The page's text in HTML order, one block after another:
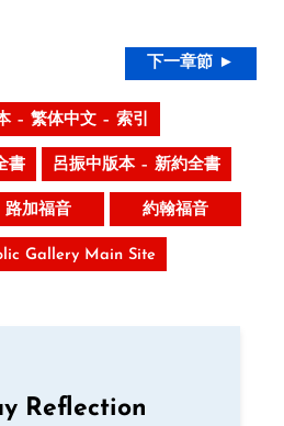
下一章節 ►
– 繁体中文 – 索引
書 呂振中版本 – 新約全書
路加福音 約翰福音
Gallery Main Site
Reflection